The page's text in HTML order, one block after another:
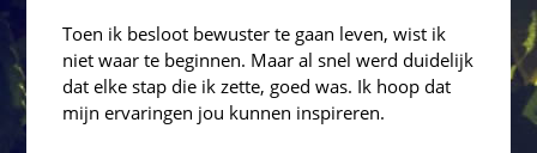
Toen ik besloot bewuster te gaan leven, wist ik
niet waar te beginnen. Maar al snel werd duidelijk
dat elke stap die ik zette, goed was. Ik hoop dat
mijn ervaringen jou kunnen inspireren.